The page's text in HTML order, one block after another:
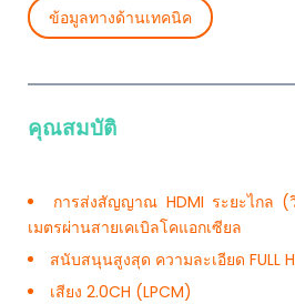
ข้อมูลทางด้านเทคนิค
คุณสมบัติ
การส่งสัญญาณ HDMI ระยะไกล
เมตรผ่านสายเคเบิลโคแอกเซียล
สนับสนุนสูงสุด ความละเอียด FULL
เสียง 2.0CH (LPCM)